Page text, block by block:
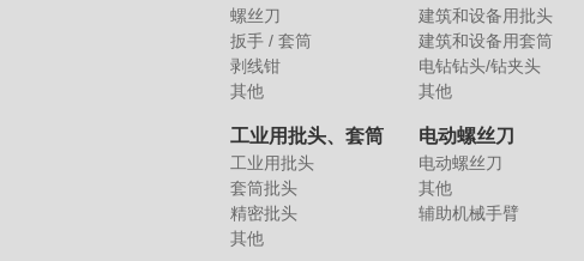
螺丝刀
扳手 / 套筒
剥线钳
其他
工业用批头、套筒
工业用批头
套筒批头
精密批头
其他
建筑和设备用批头
建筑和设备用套筒
电钻钻头/钻夹头
其他
电动螺丝刀
电动螺丝刀
其他
辅助机械手臂